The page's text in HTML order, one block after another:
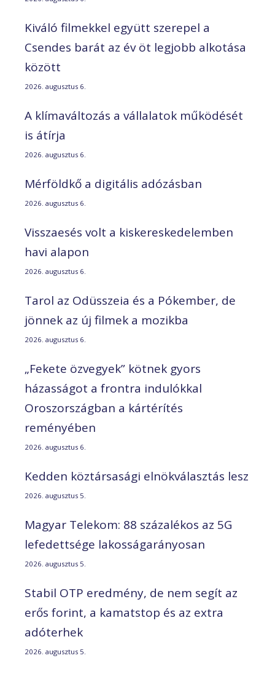
Kiváló filmekkel együtt szerepel a
Csendes barát az év öt legjobb alkotása
között
2026. augusztus 6.
A klímaváltozás a vállalatok működését
is átírja
2026. augusztus 6.
Mérföldkő a digitális adózásban
2026. augusztus 6.
Visszaesés volt a kiskereskedelemben
havi alapon
2026. augusztus 6.
Tarol az Odüsszeia és a Pókember, de
jönnek az új filmek a mozikba
2026. augusztus 6.
„Fekete özvegyek” kötnek gyors
házasságot a frontra indulókkal
Oroszországban a kártérítés
reményében
2026. augusztus 6.
Kedden köztársasági elnökválasztás lesz
2026. augusztus 5.
Magyar Telekom: 88 százalékos az 5G
lefedettsége lakosságarányosan
2026. augusztus 5.
Stabil OTP eredmény, de nem segít az
erős forint, a kamatstop és az extra
adóterhek
2026. augusztus 5.